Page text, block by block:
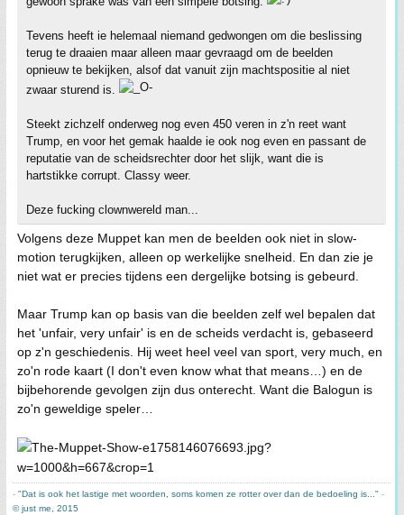
Tevens heeft ie helemaal niemand gedwongen om die beslissing
terug te draaien maar alleen maar gevraagd om de beelden
opnieuw te bekijken, alsof dat vanuit zijn machtspositie al niet
zwaar sturend is.
Steekt zichzelf onderweg nog even 450 veren in z'n reet want
Trump, en voor het gemak haalde ie ook nog even en passant de
reputatie van de scheidsrechter door het slijk, want die is
hartstikke corrupt. Classy weer.
Deze fucking clownwereld man...
Volgens deze Muppet kan men de beelden ook niet in slow-
motion terugkijken, alleen op werkelijke snelheid. En dan zie je
niet wat er precies tijdens een dergelijke botsing is gebeurd.
Maar Trump kan op basis van die beelden zelf wel bepalen dat
het 'unfair, very unfair' is en de scheids verdacht is, gebaseerd
op z'n geschiedenis. Hij weet heel veel van sport, very much, en
zo'n rode kaart (I don't even know what that means…) en de
bijbehorende gevolgen zijn dus onterecht. Want die Balogun is
zo'n geweldige speler…
- "Dat is ook het lastige met woorden, soms komen ze rotter over dan de bedoeling is..." -
© just me, 2015